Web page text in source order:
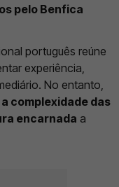
pelo Benfica
português reúne
experiência,
No entanto,
complexidade das
encarnada a